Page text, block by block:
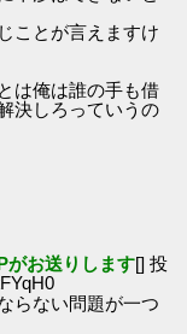
とが言えますけ
は俺は誰の手も借
決しろっていうの
がお送りします[] 投
らない問題が一つ